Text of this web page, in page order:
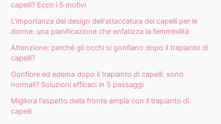
capelli? Ecco i 5 motivi
L'importanza del design dell'attaccatura dei capelli per le
donne: una pianificazione che enfatizza la femminilità
Attenzione: perché gli occhi si gonfiano dopo il trapianto di
capelli?
Gonfiore ed edema dopo il trapianto di capelli: sono
normali? Soluzioni efficaci in 5 passaggi
Migliora l'aspetto della fronte ampia con il trapianto di
capelli